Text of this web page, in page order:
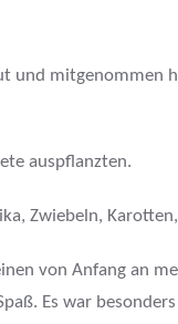
und mitgenommen
auspflanzten.
Zwiebeln,
von Anfang an
Es war